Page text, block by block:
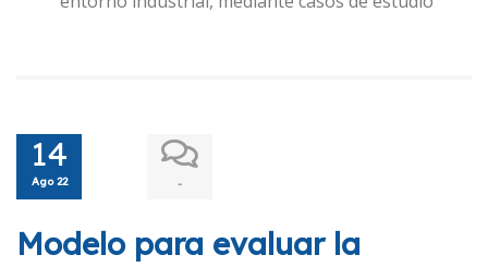
14
Ago 22 -
Modelo para evaluar la